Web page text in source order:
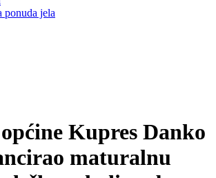
ponuda jela
Kupres Danko
maturalnu